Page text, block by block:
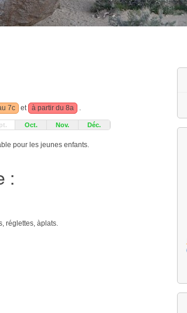
7c et à partir du 8a .
Oct. Nov. Déc.
pour les jeunes enfants.
:
réglettes, àplats.